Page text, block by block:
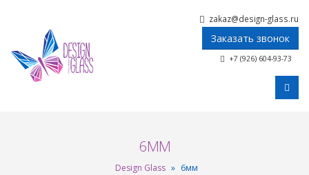
zakaz@design-glass.ru
Заказать звонок
+7 (926) 604-93-73
6ММ
Design Glass » 6мм